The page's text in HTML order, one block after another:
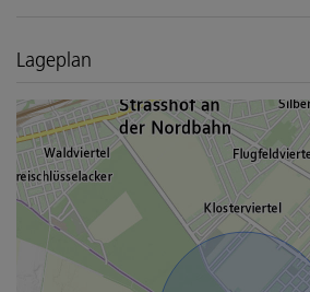
Lageplan